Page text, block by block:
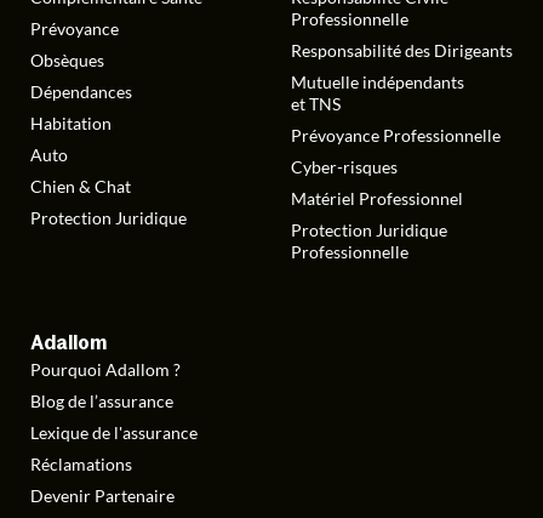
Prévoyance
Obsèques
Dépendances
Habitation
Auto
Chien & Chat
Protection Juridique
Professionnelle
Responsabilité des Dirigeants
Mutuelle indépendants
et TNS
Prévoyance Professionnelle
Cyber-risques
Matériel Professionnel
Protection Juridique
Professionnelle
Adallom
Pourquoi Adallom ?
Blog de l’assurance
Lexique de l'assurance
Réclamations
Devenir Partenaire